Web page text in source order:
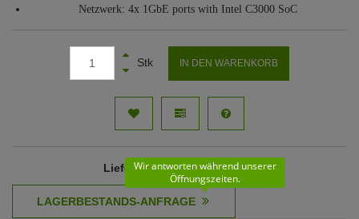
Netzwerk: 4x 1GbE ports with Intel C3000 SoC
Stk IN DEN WARENKORB
Lieferzeit: 61 - 62 Werktage
Wir antworten während unserer
Öffnungszeiten.